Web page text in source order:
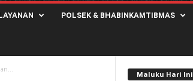
POLSEK & BHABINKAMTIBMAS
Maluku Hari Ini